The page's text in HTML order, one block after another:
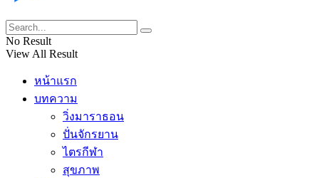
No Result
View All Result
หน้าแรก
บทความ
วิ่งมาราธอน
ปั่นจักรยาน
ไตรกีฬา
สุขภาพ